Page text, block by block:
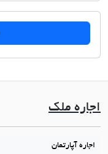
اجاره ملک
اجاره آپارتمان